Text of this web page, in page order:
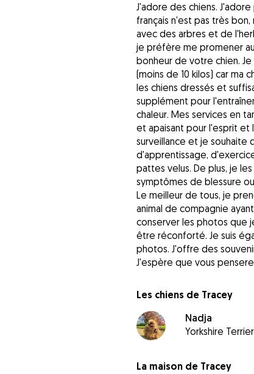
J'adore des chiens.
français n'est pas très
avec des arbres et de
je préfère me promener
bonheur de votre chien.
(moins de 10 kilos) car
les chiens dressés et
supplément pour
chaleur. Mes services en
et apaisant pour l'esprit et
surveillance et je souhaite
d'apprentissage,
pattes velus. De plus, je
symptômes de blessure
Le meilleur de tous, je
animal de compagnie
conserver les photos que
être réconforté. Je suis
photos. J'offre des
J'espère que vous
Les chiens de Tracey
Nadja
Yorkshire Terrier
La maison de Tracey